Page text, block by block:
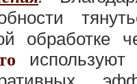
обработке
используют